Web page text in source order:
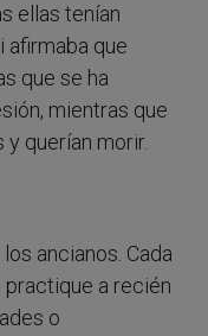
ellas tenían
afirmaba que
que se ha
mientras que
querían morir.
ancianos. Cada
practique a recién
o